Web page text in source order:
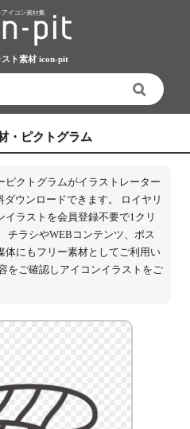
スト素材 icon-pit
・ピクトグラム
ピクトグラムがイラストレーター
ウンロードできます。 ロイヤリ
ラストを会員登録不要で1クリ
チラシやWEBコンテンツ、ポス
体にもフリー素材としてご利用い
をご確認しアイコンイラストをご